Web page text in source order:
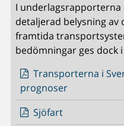
I underlagsrapporterna
detaljerad belysning
framtida
bedömningar ges dock
Transporterna i
prognoser
Sjöfart